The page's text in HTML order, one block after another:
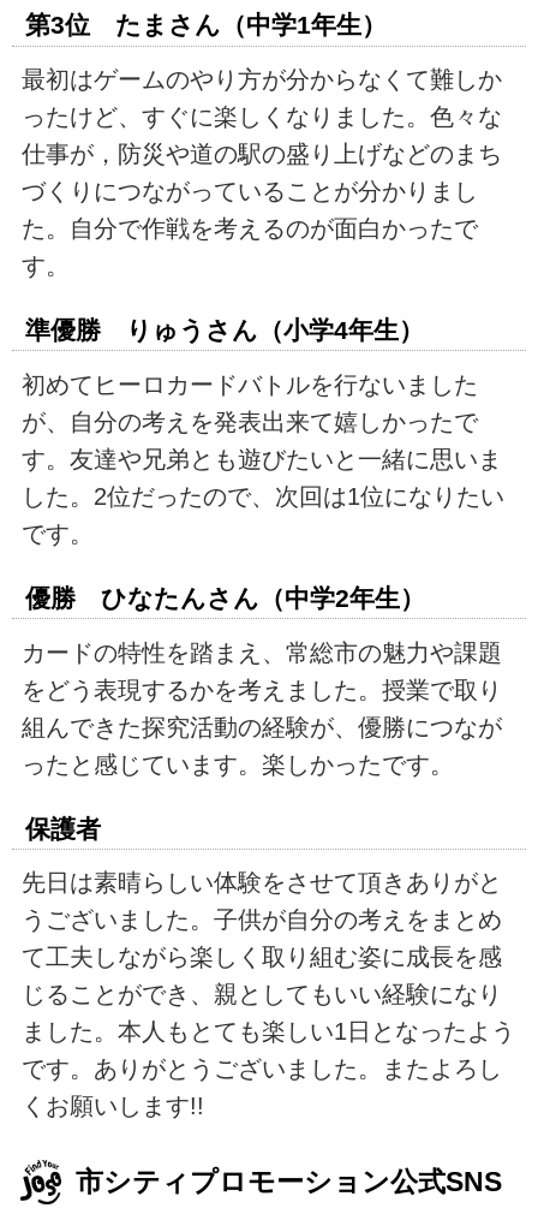
第3位 たまさん（中学1年生）
最初はゲームのやり方が分からなくて難しか
ったけど、すぐに楽しくなりました。色々な
仕事が，防災や道の駅の盛り上げなどのまち
づくりにつながっていることが分かりまし
た。自分で作戦を考えるのが面白かったで
す。
準優勝 りゅうさん（小学4年生）
初めてヒーロカードバトルを行ないました
が、自分の考えを発表出来て嬉しかったで
す。友達や兄弟とも遊びたいと一緒に思いま
した。2位だったので、次回は1位になりたい
です。
優勝 ひなたんさん（中学2年生）
カードの特性を踏まえ、常総市の魅力や課題
をどう表現するかを考えました。授業で取り
組んできた探究活動の経験が、優勝につなが
ったと感じています。楽しかったです。
保護者
先日は素晴らしい体験をさせて頂きありがと
うございました。子供が自分の考えをまとめ
て工夫しながら楽しく取り組む姿に成長を感
じることができ、親としてもいい経験になり
ました。本人もとても楽しい1日となったよう
です。ありがとうございました。またよろし
くお願いします!!
市シティプロモーション公式SNS